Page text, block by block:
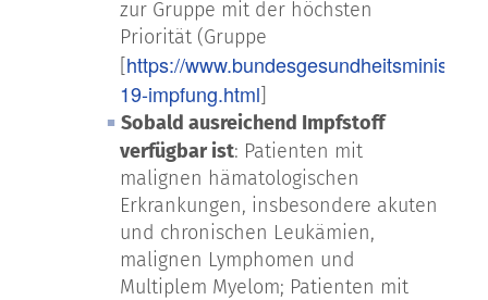
zur Gruppe mit der höchsten
Priorität (Gruppe
https://
19-impfung.html
Sobald ausreichend Impfstoff
verfügbar ist: Patienten mit
malignen hämatologischen
Erkrankungen, insbesondere akuten
und chronischen Leukämien,
malignen Lymphomen und
Multiplem Myelom; Patienten mit